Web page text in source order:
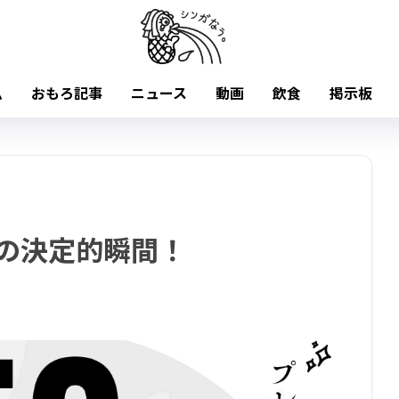
おもろ記事 ニュース 動画 飲食 掲示板
決定的瞬間！